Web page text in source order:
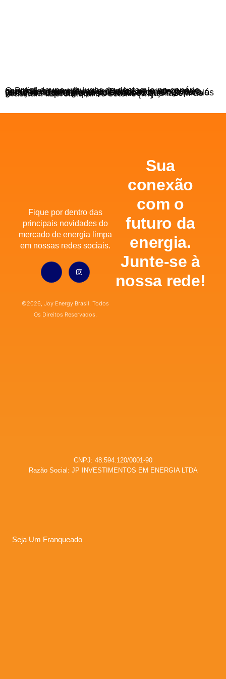
Seja Um Franqueado
O Brasil ocupa um lugar de destaque no cenário mundial da energia solar. Nosso país apresenta condições geográficas e climáticas privilegiadas, tendo um dos maiores potenciais do mundo para a geração de energia por meio da radiação solar. Nós vamos te explicar quais os motivos que fazem do Brasil um líder natural no setor e […]
Fique por dentro das
principais novidades do
mercado de energia limpa
em nossas redes sociais.
©2026, Joy Energy Brasil. Todos
Os Direitos Reservados.
Sua
conexão
com o
futuro da
energia.
Junte-se à
nossa rede!
CNPJ: 48.594.120/0001-90
Razão Social: JP INVESTIMENTOS EM ENERGIA LTDA